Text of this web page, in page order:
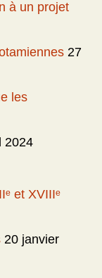
à un projet
27
les
2024
et XVIIIᵉ
20 janvier